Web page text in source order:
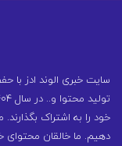
سایت خبری الوند ادز با
خود را به اشتراک
دهیم. ما خالقان